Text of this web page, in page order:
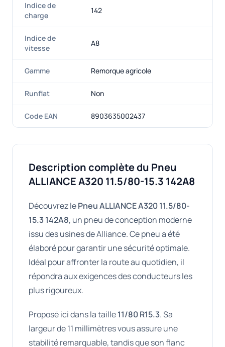
Indice de
charge
142
Indice de
vitesse
A8
Gamme Remorque agricole
Runflat Non
Code EAN 8903635002437
Description complète du Pneu
ALLIANCE A320 11.5/80-15.3 142A8
Découvrez lePneu ALLIANCE A320 11.5/80-
15.3 142A8, un pneu de conception moderne
issu des usines de Alliance. Ce pneu a été
élaboré pour garantir une sécurité optimale.
Idéal pour affronter la route au quotidien, il
répondra aux exigences des conducteurs les
plus rigoureux.
Proposé ici dans la taille11/80 R15.3. Sa
largeur de 11 millimètres vous assure une
stabilité remarquable, tandis que son flanc